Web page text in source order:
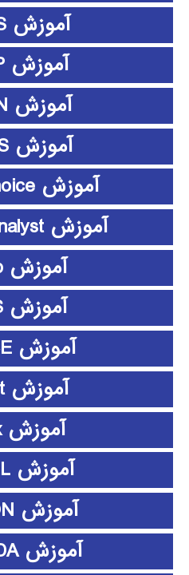
آموزش EDIUS
آموزش EMTP
آموزش ePLAN
آموزش ETABS
آموزش expert choice
آموزش Frontier Analyst
آموزش github
آموزش HFSS
آموزش HSPICE
آموزش L-Edit
آموزش Latex
آموزش LISREL
آموزش LUMION
آموزش MAXQDA